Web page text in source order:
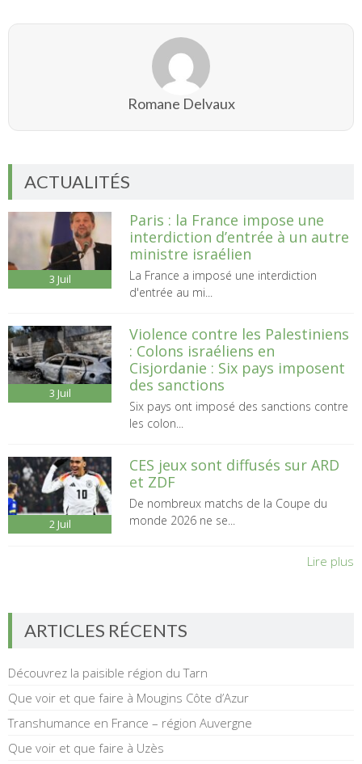
Romane Delvaux
ACTUALITÉS
3 Juil
Paris : la France impose une
interdiction d’entrée à un autre
ministre israélien
La France a imposé une interdiction
d'entrée au mi...
3 Juil
Violence contre les Palestiniens
: Colons israéliens en
Cisjordanie : Six pays imposent
des sanctions
Six pays ont imposé des sanctions contre
les colon...
2 Juil
CES jeux sont diffusés sur ARD
et ZDF
De nombreux matchs de la Coupe du
monde 2026 ne se...
Lire plus
ARTICLES RÉCENTS
Découvrez la paisible région du Tarn
Que voir et que faire à Mougins Côte d’Azur
Transhumance en France – région Auvergne
Que voir et que faire à Uzès